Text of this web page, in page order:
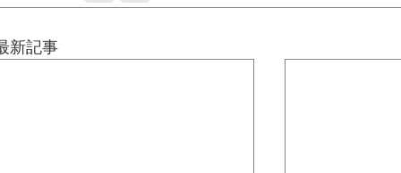
新記事